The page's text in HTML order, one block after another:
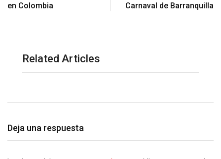
en Colombia
Carnaval de Barranquilla
Related Articles
Deja una respuesta